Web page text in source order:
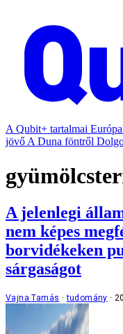
A Qubit+ tartalmai
jövő A Duna föntről
A jelenlegi
nem képes
borvidékeken
sárgaságot
Vajna Tamás tudomány